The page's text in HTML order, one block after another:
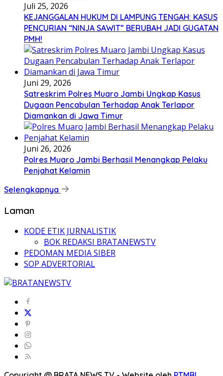
Juli 25, 2026
KEJANGGALAN HUKUM DI LAMPUNG TENGAH: KASUS
PENCURIAN “NINJA SAWIT” BERUBAH JADI GUGATAN
PMH!
Juni 29, 2026
Satreskrim Polres Muaro Jambi Ungkap Kasus
Dugaan Pencabulan Terhadap Anak Terlapor
Diamankan di Jawa Timur
Juni 26, 2026
Polres Muaro Jambi Berhasil Menangkap Pelaku
Penjahat Kelamin
Selengkapnya
Laman
KODE ETIK JURNALISTIK
BOK REDAKSI BRATANEWSTV
PEDOMAN MEDIA SIBER
SOP ADVERTORIAL